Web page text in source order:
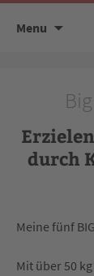
Menu
durch
Meine fünf
Mit über 50